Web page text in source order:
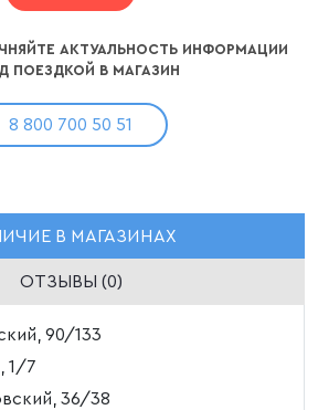
АКТУАЛЬНОСТЬ ИНФОРМАЦИИ
ПОЕЗДКОЙ В МАГАЗИН
8 800 700 50 51
В МАГАЗИНАХ
ОТЗЫВЫ (0)
90/133
1/7
36/38